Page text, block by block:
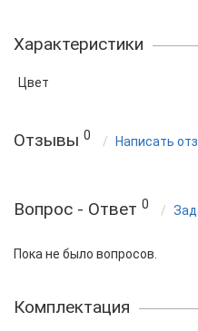
Характеристики
Цвет
Отзывы 0 Написать
Вопрос - Ответ 0
Пока не было вопросов.
Комплектация